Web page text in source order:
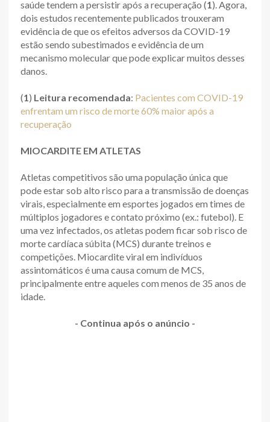
saúde tendem a persistir após a recuperação (1 ). Agora,
dois estudos recentemente publicados trouxeram
evidência de que os efeitos adversos da COVID-19
estão sendo subestimados e evidência de um
mecanismo molecular que pode explicar muitos desses
danos.
(1 ) Leitura recomendada: Pacientes com COVID-19
enfrentam um risco de morte 60% maior após a
recuperação
MIOCARDITE EM ATLETAS
Atletas competitivos são uma população única que
pode estar sob alto risco para a transmissão de doenças
virais, especialmente em esportes jogados em times de
múltiplos jogadores e contato próximo (ex.: futebol). E
uma vez infectados, os atletas podem ficar sob risco de
morte cardíaca súbita (MCS) durante treinos e
competições. Miocardite viral em indivíduos
assintomáticos é uma causa comum de MCS,
principalmente entre aqueles com menos de 35 anos de
idade.
- Continua após o anúncio -